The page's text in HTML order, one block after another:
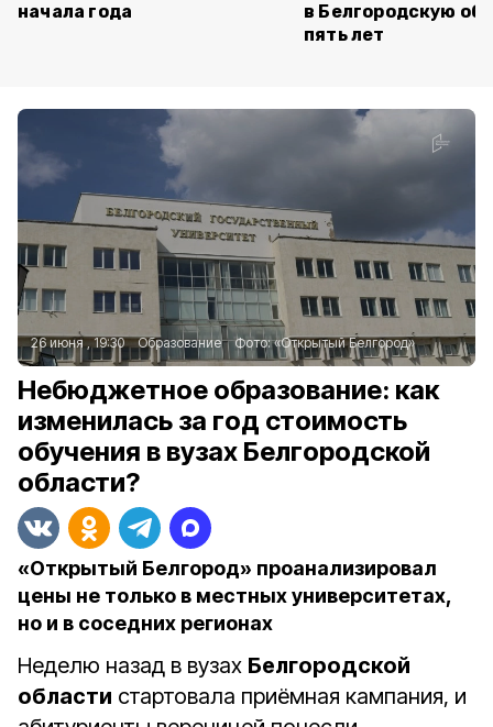
начала года
в Белгородскую
пять лет
26 июня , 19:30 Образование Фото:«Открытый Белгород»
Небюджетное образование: как
изменилась за год стоимость
обучения в вузах Белгородской
области?
«Открытый Белгород» проанализировал
цены не только в местных университетах,
но и в соседних регионах
Неделю назад в вузах Белгородской
области стартовала приёмная кампания, и